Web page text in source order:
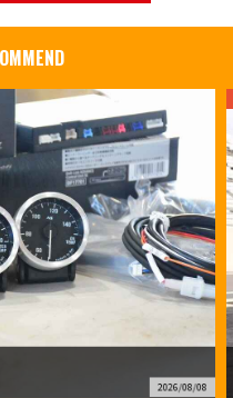
2026/08/08